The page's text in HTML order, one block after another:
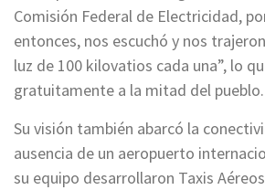
Comisión Federal de Electricidad,
entonces, nos escuchó y nos
luz de 100 kilovatios cada una”, lo
gratuitamente a la mitad del pueblo.
Su visión también abarcó la
ausencia de un aeropuerto
su equipo desarrollaron Taxis